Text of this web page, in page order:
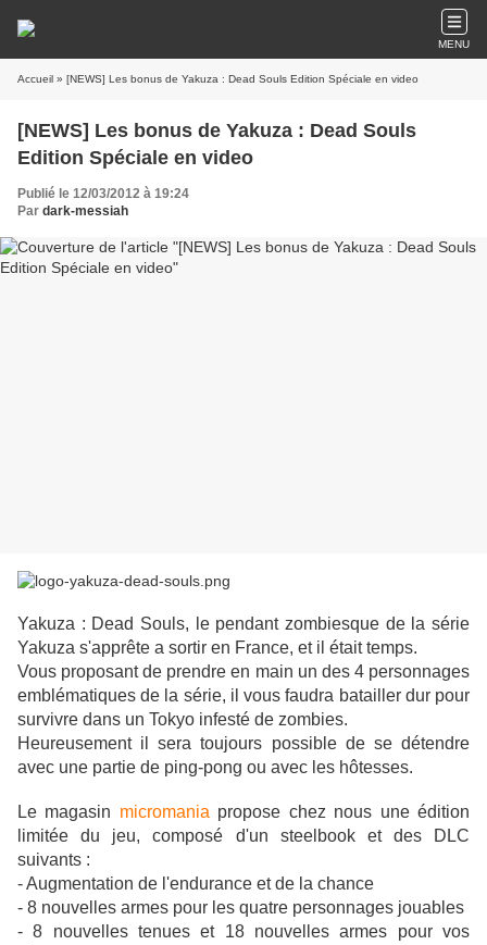
MENU
Accueil » [NEWS] Les bonus de Yakuza : Dead Souls Edition Spéciale en video
[NEWS] Les bonus de Yakuza : Dead Souls
Edition Spéciale en video
Publié le 12/03/2012 à 19:24
Par dark-messiah
Yakuza : Dead Souls, le pendant zombiesque de la série
Yakuza s'apprête a sortir en France, et il était temps.
Vous proposant de prendre en main un des 4 personnages
emblématiques de la série, il vous faudra batailler dur pour
survivre dans un Tokyo infesté de zombies.
Heureusement il sera toujours possible de se détendre
avec une partie de ping-pong ou avec les hôtesses.
Le magasin micromania propose chez nous une édition
limitée du jeu, composé d'un steelbook et des DLC
suivants :
- Augmentation de l'endurance et de la chance
- 8 nouvelles armes pour les quatre personnages jouables
- 8 nouvelles tenues et 18 nouvelles armes pour vos